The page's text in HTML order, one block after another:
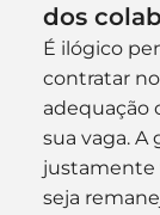
dos
É ilógico
contratar
adequação
sua vaga.
justamente
seja